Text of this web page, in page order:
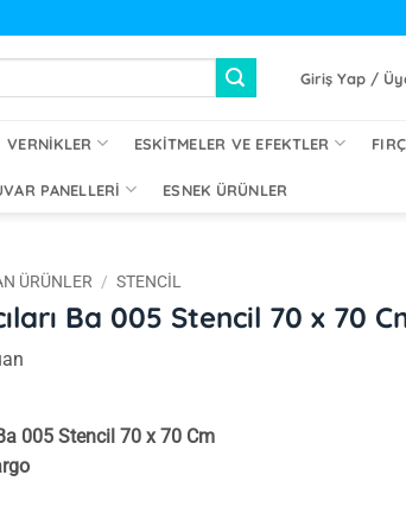
Giriş Yap /
VERNIKLER ESKITMELER VE EFEKTLER
PANELLERI ESNEK ÜRÜNLER
ÜRÜNLER / STENCIL
Ba 005 Stencil 70 x 70
005 Stencil 70 x 70 Cm